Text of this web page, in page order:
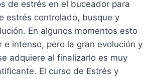
de estrés en el buceador para
estrés controlado, busque y
En algunos momentos esto
e intenso, pero la gran evolución y
adquiere al finalizarlo es muy
El curso de Estrés y